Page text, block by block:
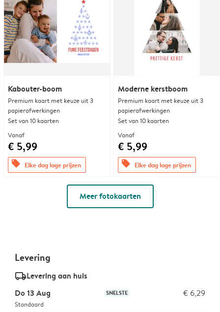
Kabouter-boom
Premium kaart met keuze uit 3
papierafwerkingen
Set van 10 kaarten
Vanaf
€ 5,99
offers Elke dag lage prijzen
Moderne kerstboom
Premium kaart met keuze uit 3
papierafwerkingen
Set van 10 kaarten
Vanaf
€ 5,99
offers Elke dag lage prijzen
Meer fotokaarten
Levering
delivery_standard_v2Levering aan huis
Do 13 Aug
SNELSTE € 6,29
Standaard